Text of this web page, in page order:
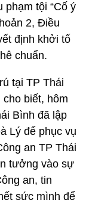
phạm tội “Cố ý
2, Điều
định khởi tố
chuẩn.
tại TP Thái
biết, hôm
Bình đã lập
Lý để phục vụ
an TP Thái
tưởng vào sự
an, tin
sức mình để